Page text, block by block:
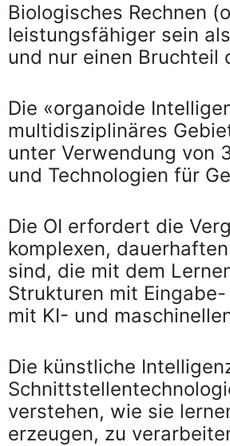
Biologisches Rechnen
leistungsfähiger sein
und nur einen Bruchteil
Die «organoide
multidisziplinäres
unter Verwendung von
und Technologien für
Die OI erfordert die
komplexen,
sind, die mit dem
Strukturen mit
mit KI- und
Die künstliche
verstehen, wie sie
erzeugen, zu